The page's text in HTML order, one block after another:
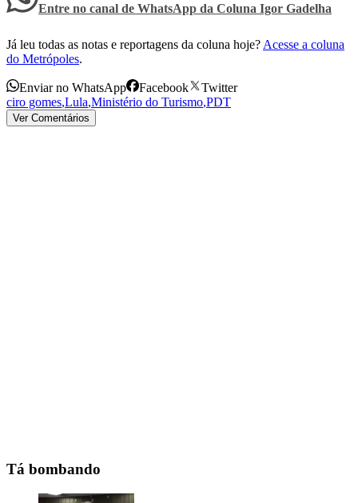
Entre no canal de WhatsApp da Coluna Igor Gadelha
Já leu todas as notas e reportagens da coluna hoje? Acesse a coluna
do Metrópoles.
Enviar no WhatsApp Facebook
Twitter
ciro gomes,Lula,Ministério do Turismo,PDT
Ver Comentários
Tá bombando